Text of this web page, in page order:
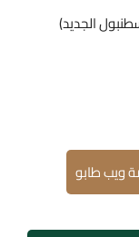
ويب طابو